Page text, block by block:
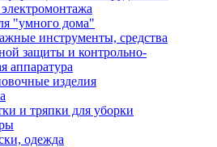
"умного дома"
инструменты, средства
защиты и контрольно-
аппаратура
изделия
и тряпки для уборки
одежда